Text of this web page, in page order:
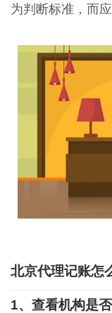
为判断标准，而
北京代理记账怎
1、查看机构是